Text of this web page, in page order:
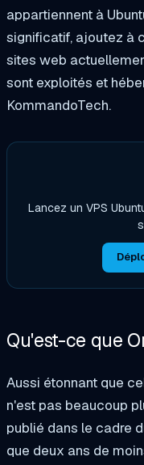
appartiennent à
significatif, ajoutez à
sites web
sont exploités et
KommandoTech.
Lancez un VPS
Qu'est-ce que
Aussi étonnant que
n'est pas beaucoup
publié dans le cadre
que deux ans de